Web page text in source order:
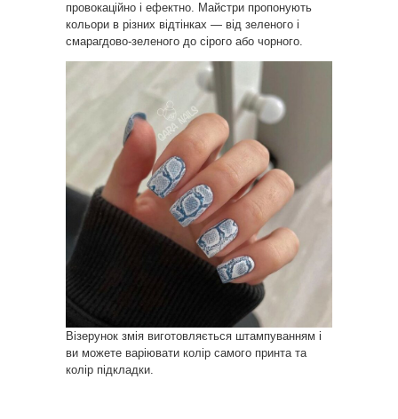
провокаційно і ефектно. Майстри пропонують
кольори в різних відтінках — від зеленого і
смарагдово-зеленого до сірого або чорного.
Візерунок змія виготовляється штампуванням і
ви можете варіювати колір самого принта та
колір підкладки.